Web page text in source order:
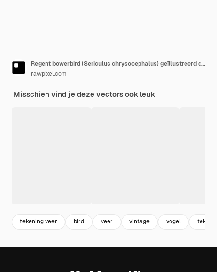
Regent bowerbird (Sericulus chrysocephalus) geïllustreerd door Charles Dessalines D'Orbigny (1806-1876).
rawpixel.com
Misschien vind je deze vectors ook leuk
tekening veer bird veer vintage vogel